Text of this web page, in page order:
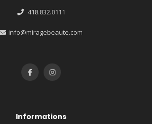
418.832.0111
info@miragebeaute.com
Informations